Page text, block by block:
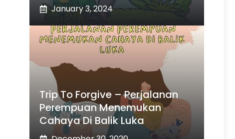
January 3, 2024
Trip To Forgive – Perjalanan
Perempuan Menemukan
Cahaya Di Balik Luka